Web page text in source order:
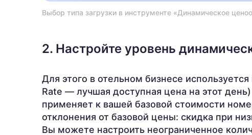
Выбор типа загрузки в инструменте «Динамическое
2. Настройте уровень
Для этого в отельном бизнесе
Rate — лучшая доступная цена на этот
применяет к вашей базовой стоимости
отклонения от базовой цены: скидка при
Вы можете настроить неограниченное